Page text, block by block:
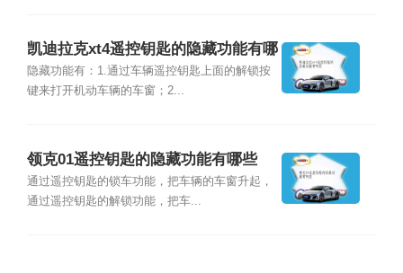
凯迪拉克xt4遥控钥匙的隐藏功能有哪
些
隐藏功能有：1.通过车辆遥控钥匙上面的解锁按
键来打开机动车辆的车窗；2...
领克01遥控钥匙的隐藏功能有哪些
通过遥控钥匙的锁车功能，把车辆的车窗升起，
通过遥控钥匙的解锁功能，把车...